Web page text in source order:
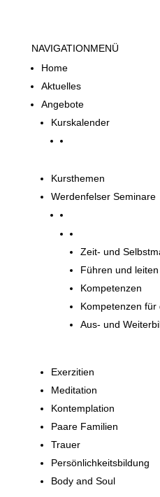
NAVIGATIONMENÜ
Home
Aktuelles
Angebote
Kurskalender
Kursthemen
Werdenfelser Seminare
Zeit- und
Führen und leiten
Kompetenzen
Kompetenzen
Aus- und
Exerzitien
Meditation
Kontemplation
Paare Familien
Trauer
Persönlichkeitsbildung
Body and Soul